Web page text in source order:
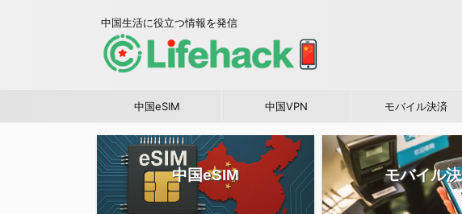
中国生活に役立つ情報を発信
中国eSIM 中国VPN モバイル決済
中国eSIM モバイル